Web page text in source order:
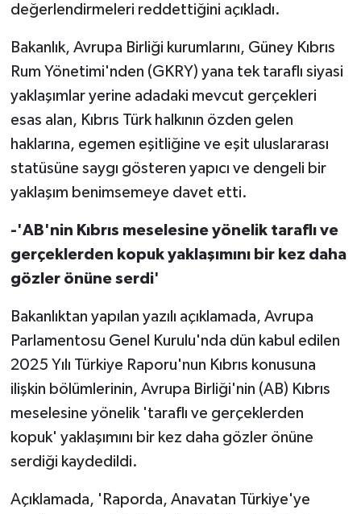
değerlendirmeleri reddettiğini açıkladı.
Bakanlık, Avrupa Birliği kurumlarını, Güney Kıbrıs
Rum Yönetimi'nden (GKRY) yana tek taraflı siyasi
yaklaşımlar yerine adadaki mevcut gerçekleri
esas alan, Kıbrıs Türk halkının özden gelen
haklarına, egemen eşitliğine ve eşit uluslararası
statüsüne saygı gösteren yapıcı ve dengeli bir
yaklaşım benimsemeye davet etti.
-'AB'nin Kıbrıs meselesine yönelik taraflı ve
gerçeklerden kopuk yaklaşımını bir kez daha
gözler önüne serdi'
Bakanlıktan yapılan yazılı açıklamada, Avrupa
Parlamentosu Genel Kurulu'nda dün kabul edilen
2025 Yılı Türkiye Raporu'nun Kıbrıs konusuna
ilişkin bölümlerinin, Avrupa Birliği'nin (AB) Kıbrıs
meselesine yönelik 'taraflı ve gerçeklerden
kopuk' yaklaşımını bir kez daha gözler önüne
serdiği kaydedildi.
Açıklamada, 'Raporda, Anavatan Türkiye'ye
SAĞLIK
SPOR
TATLISU
TEKNOLOJİ
TİCARET
YAŞAM